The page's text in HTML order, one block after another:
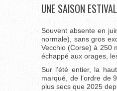
UNE SAISON
Souvent absente en
normale), sans gros
Vecchio (Corse) à 250
échappé aux orages,
Sur l’été entier, la
marqué, de l’ordre de
plus secs que 2025